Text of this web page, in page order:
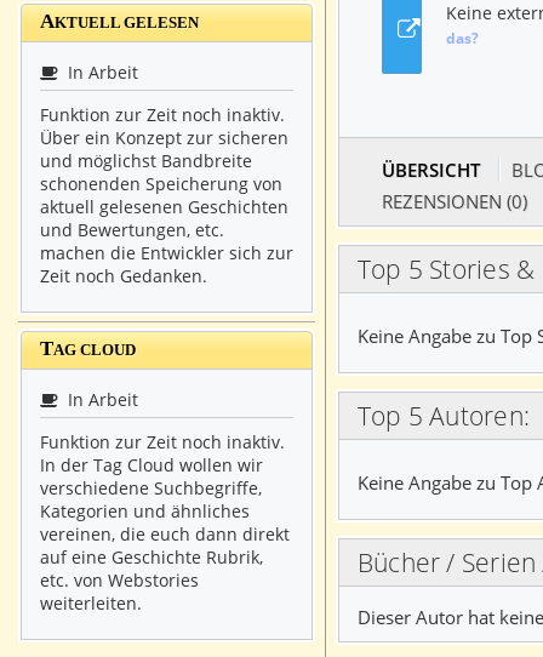
Keine
das?
ÜBERSICHT
REZENSIONEN (0)
Top 5 Stories
Keine Angabe zu Top
Top 5 Autoren:
Keine Angabe zu Top
Bücher /
Dieser Autor hat
AKTUELL GELESEN
In Arbeit
Funktion zur Zeit noch inaktiv.
Über ein Konzept zur sicheren
und möglichst Bandbreite
schonenden Speicherung von
aktuell gelesenen Geschichten
und Bewertungen, etc.
machen die Entwickler sich zur
Zeit noch Gedanken.
TAG CLOUD
In Arbeit
Funktion zur Zeit noch inaktiv.
In der Tag Cloud wollen wir
verschiedene Suchbegriffe,
Kategorien und ähnliches
vereinen, die euch dann direkt
auf eine Geschichte Rubrik,
etc. von Webstories
weiterleiten.